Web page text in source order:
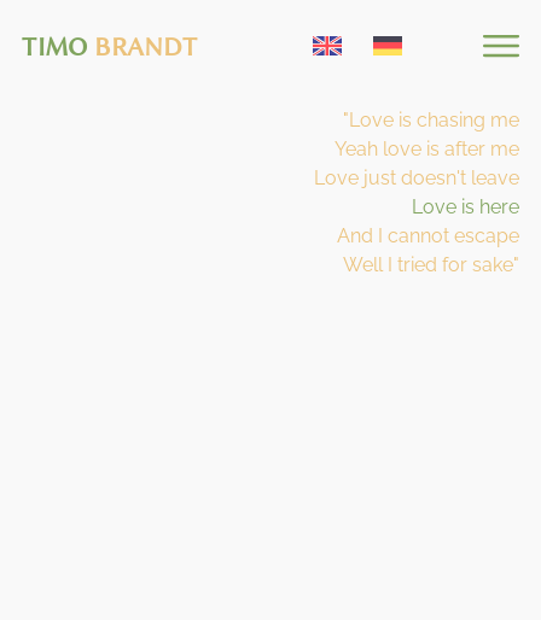
TIMO BRANDT
"Love is chasing me
Yeah love is after me
Love just doesn't leave
Love is here
And I cannot escape
Well I tried for sake"